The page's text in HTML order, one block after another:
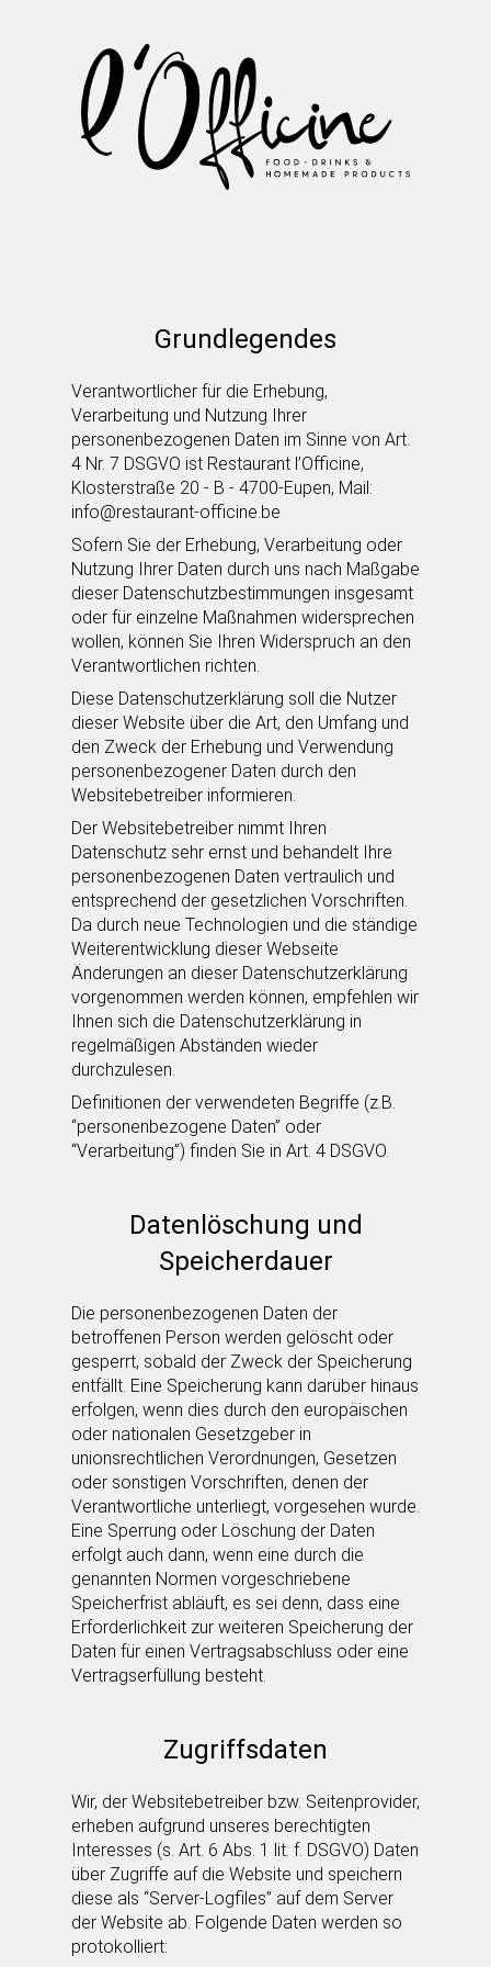
Grundlegendes
Verantwortlicher für die Erhebung,
Verarbeitung und Nutzung Ihrer
personenbezogenen Daten im Sinne von Art.
4 Nr. 7 DSGVO ist Restaurant l’Officine,
Klosterstraße 20 - B - 4700-Eupen, Mail:
info@restaurant-officine.be
Sofern Sie der Erhebung, Verarbeitung oder
Nutzung Ihrer Daten durch uns nach Maßgabe
dieser Datenschutzbestimmungen insgesamt
oder für einzelne Maßnahmen widersprechen
wollen, können Sie Ihren Widerspruch an den
Verantwortlichen richten.
Diese Datenschutzerklärung soll die Nutzer
dieser Website über die Art, den Umfang und
den Zweck der Erhebung und Verwendung
personenbezogener Daten durch den
Websitebetreiber informieren.
Der Websitebetreiber nimmt Ihren
Datenschutz sehr ernst und behandelt Ihre
personenbezogenen Daten vertraulich und
entsprechend der gesetzlichen Vorschriften.
Da durch neue Technologien und die ständige
Weiterentwicklung dieser Webseite
Änderungen an dieser Datenschutzerklärung
vorgenommen werden können, empfehlen wir
Ihnen sich die Datenschutzerklärung in
regelmäßigen Abständen wieder
durchzulesen.
Definitionen der verwendeten Begriffe (z.B.
“personenbezogene Daten” oder
“Verarbeitung”) finden Sie in Art. 4 DSGVO.
Datenlöschung und
Speicherdauer
Die personenbezogenen Daten der
betroffenen Person werden gelöscht oder
gesperrt, sobald der Zweck der Speicherung
entfällt. Eine Speicherung kann darüber hinaus
erfolgen, wenn dies durch den europäischen
oder nationalen Gesetzgeber in
unionsrechtlichen Verordnungen, Gesetzen
oder sonstigen Vorschriften, denen der
Verantwortliche unterliegt, vorgesehen wurde.
Eine Sperrung oder Löschung der Daten
erfolgt auch dann, wenn eine durch die
genannten Normen vorgeschriebene
Speicherfrist abläuft, es sei denn, dass eine
Erforderlichkeit zur weiteren Speicherung der
Daten für einen Vertragsabschluss oder eine
Vertragserfüllung besteht.
Zugriffsdaten
Wir, der Websitebetreiber bzw. Seitenprovider,
erheben aufgrund unseres berechtigten
Interesses (s. Art. 6 Abs. 1 lit. f. DSGVO) Daten
über Zugriffe auf die Website und speichern
diese als “Server-Logfiles” auf dem Server
der Website ab. Folgende Daten werden so
protokolliert: